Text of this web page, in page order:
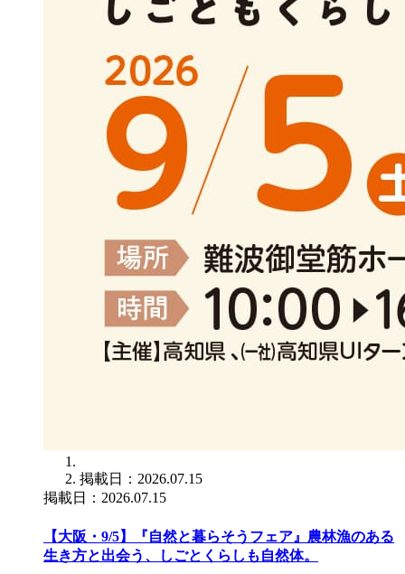
掲載日：2026.07.15
掲載日：2026.07.15
【大阪・9/5】『自然と暮らそうフェア』農林漁のある
生き方と出会う、しごとくらしも自然体。